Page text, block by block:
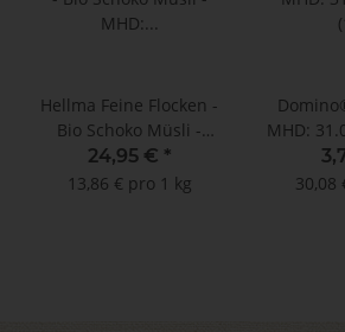
Hellma Feine Flocken -
Bio Schoko Müsli -
MHD: 09.05.2026 !! (40
Portionen à 45 g)
24,95 € *
13,86 € pro 1 kg
MHD:
30,08